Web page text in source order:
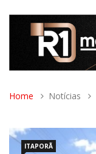
Home Notícias
ITAPORÃ